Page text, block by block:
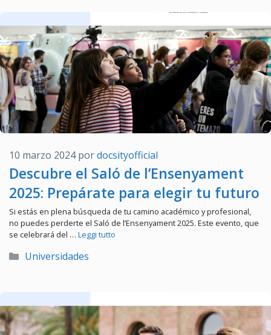
Descubre el Saló de l’Ensenyament
2025: Prepárate para elegir tu futuro
10 marzo 2024 pordocsityofficial
Si estás en plena búsqueda de tu camino académico y profesional,
no puedes perderte el Saló de l’Ensenyament 2025. Este evento, que
se celebrará del … Leggi tutto
Categorías
Universidades